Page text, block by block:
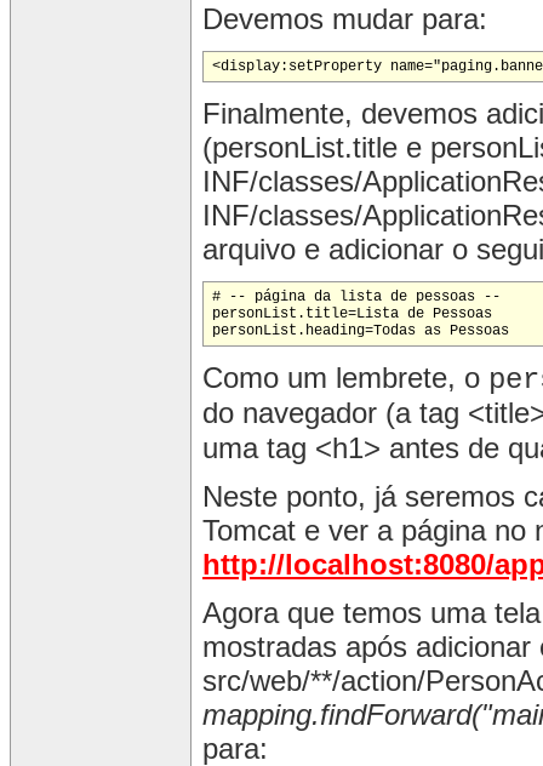
Devemos mudar para:
<display:setProperty
Finalmente, devemos
(personList.title e
INF/classes/
INF/classes/
arquivo e adicionar o
# -- página da lista de pessoas --
personList.title=Lista de Pessoas
Como um lembrete, o
do navegador (a tag
uma tag <h1> antes de
Neste ponto, já seremos
Tomcat e ver a página no
http://localhost:8080/
Agora que temos uma
mostradas após
src/web/**/action/
para: